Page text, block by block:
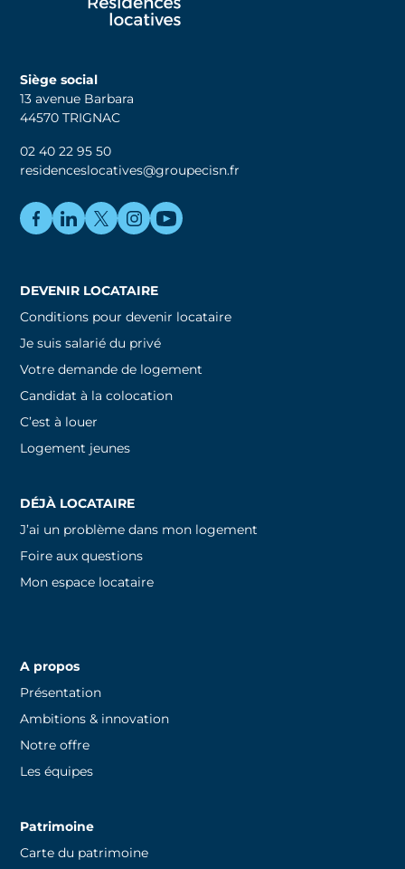
Siège social
13 avenue Barbara
44570 TRIGNAC
02 40 22 95 50
residenceslocatives@groupecisn.fr
DEVENIR LOCATAIRE
Conditions pour devenir locataire
Je suis salarié du privé
Votre demande de logement
Candidat à la colocation
C’est à louer
Logement jeunes
DÉJÀ LOCATAIRE
J’ai un problème dans mon logement
Foire aux questions
Mon espace locataire
A propos
Présentation
Ambitions & innovation
Notre offre
Les équipes
Patrimoine
Carte du patrimoine